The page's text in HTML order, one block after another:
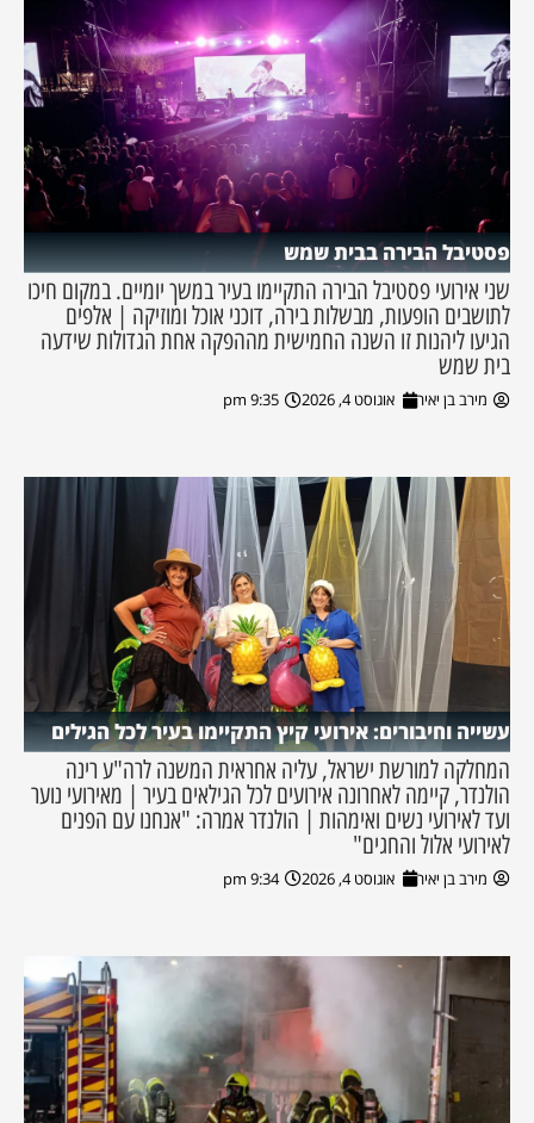
פסטיבל הבירה בבית שמש
שני אירועי פסטיבל הבירה התקיימו בעיר במשך יומיים. במקום חיכו
לתושבים הופעות, מבשלות בירה, דוכני אוכל ומוזיקה | אלפים
הגיעו ליהנות זו השנה החמישית מההפקה אחת הגדולות שידעה
בית שמש
מירב בן יאיר אוגוסט 4, 2026 9:35 pm
עשייה וחיבורים: אירועי קיץ התקיימו בעיר לכל הגילים
המחלקה למורשת ישראל, עליה אחראית המשנה לרה"ע רינה
הולנדר, קיימה לאחרונה אירועים לכל הגילאים בעיר | מאירועי נוער
ועד לאירועי נשים ואימהות | הולנדר אמרה: "אנחנו עם הפנים
לאירועי אלול והחגים"
מירב בן יאיר אוגוסט 4, 2026 9:34 pm